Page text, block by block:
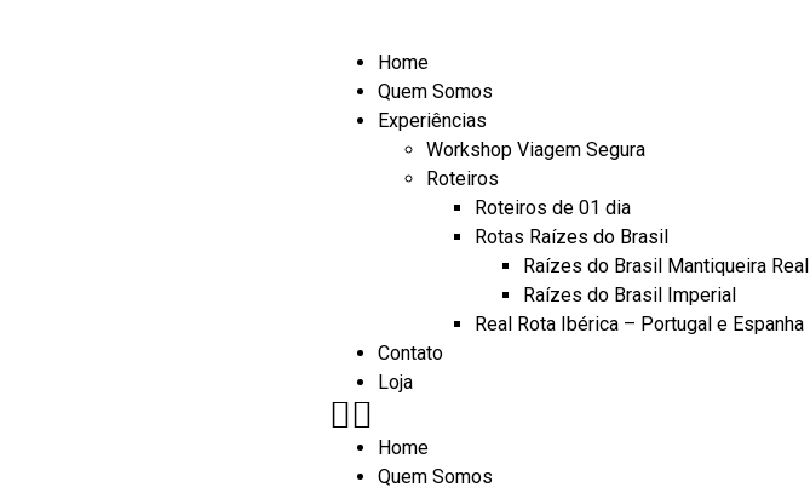
Home
Quem Somos
Experiências
Workshop Viagem Segura
Roteiros
Roteiros de 01 dia
Rotas Raízes do Brasil
Raízes do Brasil Mantiqueira Real
Raízes do Brasil Imperial
Real Rota Ibérica – Portugal e Espanha
Contato
Loja
Home
Quem Somos